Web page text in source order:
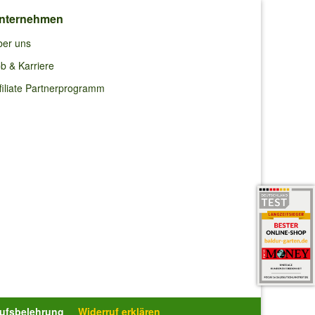
uns
& Karriere
Partnerprogramm
Widerruf erklären